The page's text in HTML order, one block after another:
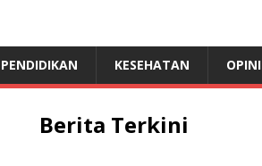
PENDIDIKAN KESEHATAN OPINI
Berita Terkini